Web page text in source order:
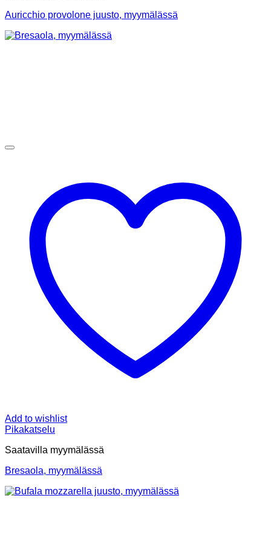
Auricchio provolone juusto, myymälässä
Add to wishlist
Pikakatselu
Saatavilla myymälässä
Bresaola, myymälässä